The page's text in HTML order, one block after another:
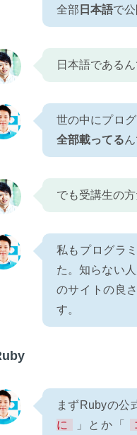
全部 日本語で公
日本語である
世の中にプロ
全部載ってる
でも受講生の
私もプログラ
た。知らない
のサイトの良
す。
まずRubyの公
に
」とか「